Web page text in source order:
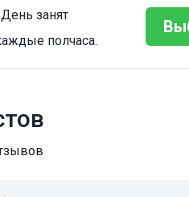
День занят
полчаса.